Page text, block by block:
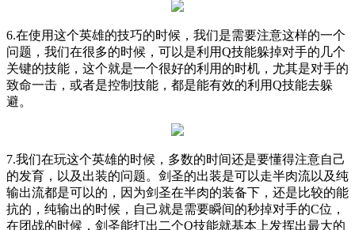
6.在使用这个英雄的技巧的时候，我们是需要注意这样的一个
问题，我们在很多的时候，可以是利用Q技能躲掉对手的几个
关键的技能，这个就是一个很好的利用的时机，尤其是对手的
致命一击，或者是控制技能，都是能有效的利用Q技能去躲
避。
7.我们在玩这个英雄的时候，多数的时间还是要懂得注意自己
的发育，以及出装的问题。剑圣的出装是可以走半肉流以及纯
输出流都是可以的，因为剑圣在半肉的装备下，还是比较的能
抗的，纯输出的时候，自己就是需要瞬间的秒掉对手的C位，
在团战的时候，剑圣能打出二个Q技能就基本上发挥出最大的